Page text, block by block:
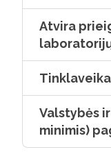
Atvira
Tinklaveika
Valstybės
minimis)